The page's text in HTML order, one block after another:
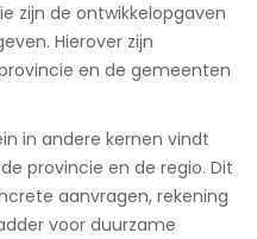
zijn de ontwikkelopgaven
Hierover zijn
en de gemeenten
in andere kernen vindt
provincie en de regio. Dit
aanvragen, rekening
voor duurzame